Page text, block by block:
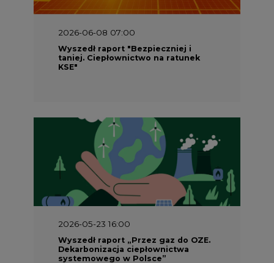
2026-06-08 07:00
Wyszedł raport "Bezpieczniej i
taniej. Ciepłownictwo na ratunek
KSE"
2026-05-23 16:00
Wyszedł raport „Przez gaz do OZE.
Dekarbonizacja ciepłownictwa
systemowego w Polsce”